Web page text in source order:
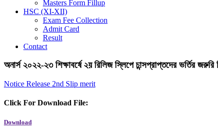
Masters Form Fillup
HSC (XI-XII)
Exam Fee Collection
Admit Card
Result
Contact
অনার্স ২০২২-২৩ শিক্ষাবর্ষে ২য় রিলিজ স্লিপে চান্সপ্রাপ্তদের ভর্তির জরুরি
Notice Release 2nd Slip merit
Click For Download File:
Download